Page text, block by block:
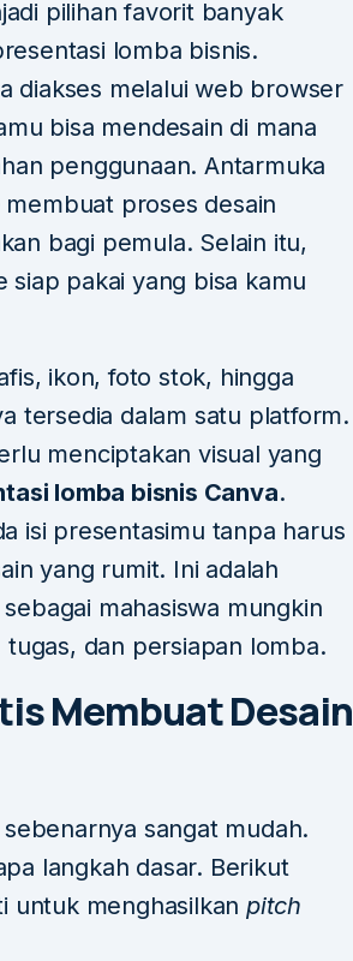
pilihan favorit banyak
lomba bisnis.
diakses melalui web browser
bisa mendesain di mana
penggunaan. Antarmuka
membuat proses desain
bagi pemula. Selain itu,
pakai yang bisa kamu
ikon, foto stok, hingga
tersedia dalam satu platform.
menciptakan visual yang
lomba bisnis Canva.
isi presentasimu tanpa harus
yang rumit. Ini adalah
mahasiswa mungkin
dan persiapan lomba.
Membuat Desain
sangat mudah.
langkah dasar. Berikut
untuk menghasilkan pitch